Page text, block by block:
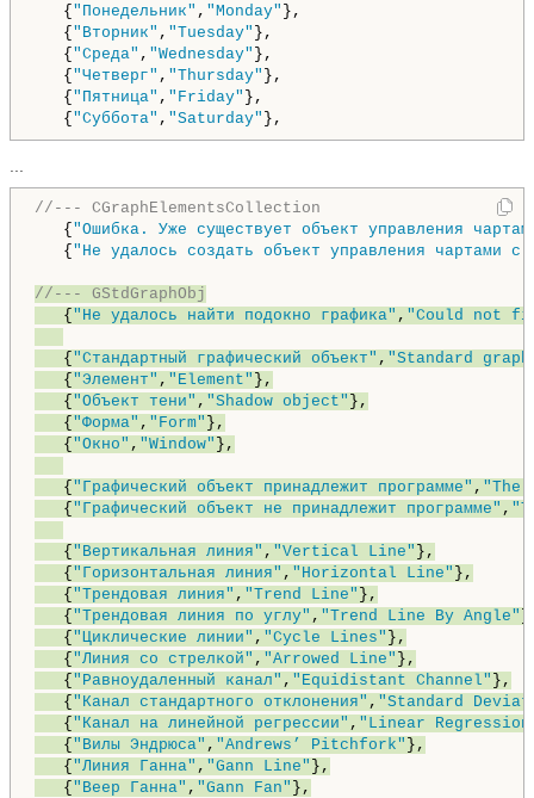
{ "Понедельник" , "Monday" },
{ "Вторник" , "Tuesday" },
{ "Среда" , "Wednesday" },
{ "Четверг" , "Thursday" },
{ "Пятница" , "Friday" },
{ "Суббота" , "Saturday"
//--- CGraphElementsCollection
{ "Ошибка. Уже существует объект управления
{ "Не удалось создать объект управления чартами с
//--- GStdGraphObj
{ "Не удалось найти подокно графика" , "Could not
{ "Стандартный графический объект" , "Standard
{ "Элемент" , "Element" },
{ "Объект тени" , "Shadow object" },
{ "Форма" , "Form" },
{ "Окно" , "Window" },
{ "Графический объект принадлежит программе" , "The
{ "Графический объект не принадлежит программе" ,
{ "Вертикальная линия" , "Vertical Line" },
{ "Горизонтальная линия" , "Horizontal Line" },
{ "Трендовая линия" , "Trend Line" },
{ "Трендовая линия по углу" , "Trend Line By Angle"
{ "Циклические линии" , "Cycle Lines" },
{ "Линия со стрелкой" , "Arrowed Line" },
{ "Равноудаленный канал" , "Equidistant Channel" },
{ "Канал стандартного отклонения" , "Standard
{ "Канал на линейной регрессии" , "Linear Regression
{ "Вилы Эндрюса" , "Andrews’ Pitchfork" },
{ "Линия Ганна" , "Gann Line" },
{ "Веер Ганна" , "Gann Fan" },